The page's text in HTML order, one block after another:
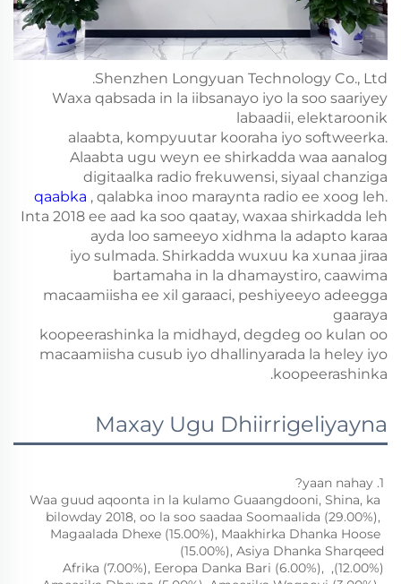
Shenzhen Longyuan Technology Co., Ltd.
Waxa qabsada in la iibsanayo iyo la soo saariyey
labaadii, elektaroonik
alaabta, kompyuutar kooraha iyo softweerka.
Alaabta ugu weyn ee shirkadda waa aanalog
digitaalka radio frekuwensi, siyaal chanziga
qaabka , qalabka inoo maraynta radio ee xoog leh.
Inta 2018 ee aad ka soo qaatay, waxaa shirkadda leh
ayda loo sameeyo xidhma la adapto karaa
iyo sulmada. Shirkadda wuxuu ka xunaa jiraa
bartamaha in la dhamaystiro, caawima
macaamiisha ee xil garaaci, peshiyeeyo adeegga
gaaraya
koopeerashinka la midhayd, degdeg oo kulan oo
macaamiisha cusub iyo dhallinyarada la heley iyo
koopeerashinka.
Maxay Ugu Dhiirrigeliyayna
1. yaan nahay?
Waa guud aqoonta in la kulamo Guaangdooni, Shina, ka
bilowday 2018, oo la soo saadaa Soomaalida (29.00%),
Magaalada Dhexe (15.00%), Maakhirka Dhanka Hoose
(15.00%), Asiya Dhanka Sharqeed
(12.00%), Afrika (7.00%), Eeropa Danka Bari (6.00%),